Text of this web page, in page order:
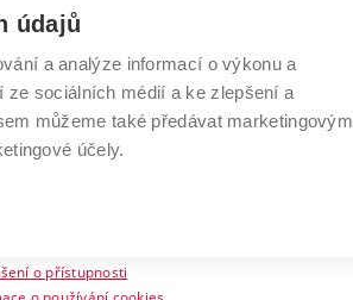
UČENÍ TECHNICKÉ V BRNĚ
548/1
Brno
www.vut.cz
o přístupnosti
o používání cookies
údajů
a analýze informací o výkonu a
sociálních médií a ke zlepšení a
můžeme také předávat marketingovým
účely.